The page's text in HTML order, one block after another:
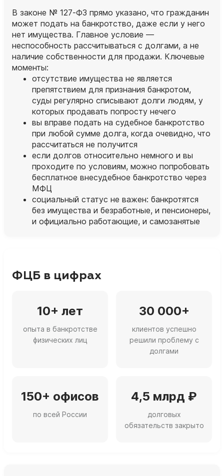
В законе № 127‑ФЗ прямо указано, что гражданин
может подать на банкротство, даже если у него
нет имущества. Главное условие —
неспособность рассчитываться с долгами, а не
наличие собственности для продажи. Ключевые
моменты:
отсутствие имущества не является
препятствием для признания банкротом,
суды регулярно списывают долги людям, у
которых продавать попросту нечего
вы вправе подать на судебное банкротство
при любой сумме долга, когда очевидно, что
рассчитаться не получится
если долгов относительно немного и вы
проходите по условиям, можно попробовать
бесплатное внесудебное банкротство через
МФЦ
социальный статус не важен: банкротятся
без имущества и безработные, и пенсионеры,
и официально работающие, и самозанятые
ФЦБ в цифрах
10+ лет
опыта в банкротстве
физических лиц
30 000+
клиентов успешно
решили проблему с
долгами
150+ офисов
по всей России
4,5 млрд ₽
долговых
обязательств закрыто